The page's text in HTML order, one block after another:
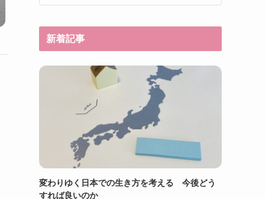
新着記事
変わりゆく日本での生き方を考える 今後どう
すれば良いのか